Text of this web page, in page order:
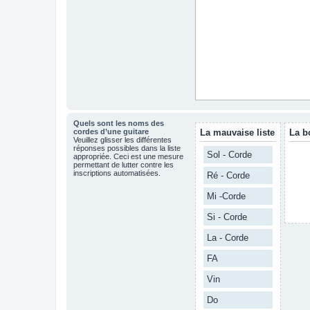
Quels sont les noms des
cordes d’une guitare
Veuillez glisser les différentes
réponses possibles dans la liste
appropriée. Ceci est une mesure
permettant de lutter contre les
inscriptions automatisées.
La mauvaise liste
Sol - Corde
Ré - Corde
Mi -Corde
Si - Corde
La - Corde
FA
Vin
Do
La